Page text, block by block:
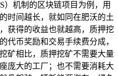
）机制的区块链项目为例，用
时间越长，就如同在肥沃的土
获得的收益也就越高，质押挖
代币奖励和交易手续费分成，
矿相比，质押挖矿不需要大量
庞大的工厂；也不需要消耗大